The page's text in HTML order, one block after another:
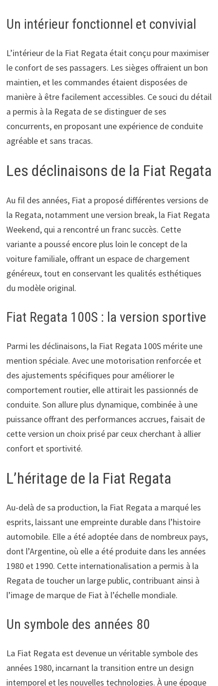
Un intérieur fonctionnel et convivial
L’intérieur de la Fiat Regata était conçu pour maximiser
le confort de ses passagers. Les sièges offraient un bon
maintien, et les commandes étaient disposées de
manière à être facilement accessibles. Ce souci du détail
a permis à la Regata de se distinguer de ses
concurrents, en proposant une expérience de conduite
agréable et sans tracas.
Les déclinaisons de la Fiat Regata
Au fil des années, Fiat a proposé différentes versions de
la Regata, notamment une version break, la Fiat Regata
Weekend, qui a rencontré un franc succès. Cette
variante a poussé encore plus loin le concept de la
voiture familiale, offrant un espace de chargement
généreux, tout en conservant les qualités esthétiques
du modèle original.
Fiat Regata 100S : la version sportive
Parmi les déclinaisons, la Fiat Regata 100S mérite une
mention spéciale. Avec une motorisation renforcée et
des ajustements spécifiques pour améliorer le
comportement routier, elle attirait les passionnés de
conduite. Son allure plus dynamique, combinée à une
puissance offrant des performances accrues, faisait de
cette version un choix prisé par ceux cherchant à allier
confort et sportivité.
L’héritage de la Fiat Regata
Au-delà de sa production, la Fiat Regata a marqué les
esprits, laissant une empreinte durable dans l’histoire
automobile. Elle a été adoptée dans de nombreux pays,
dont l’Argentine, où elle a été produite dans les années
1980 et 1990. Cette internationalisation a permis à la
Regata de toucher un large public, contribuant ainsi à
l’image de marque de Fiat à l’échelle mondiale.
Un symbole des années 80
La Fiat Regata est devenue un véritable symbole des
années 1980, incarnant la transition entre un design
intemporel et les nouvelles technologies. À une époque